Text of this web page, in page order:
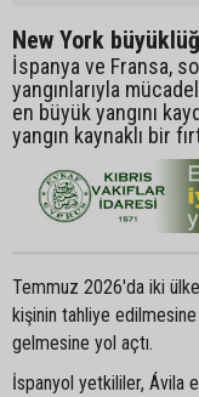
New York
İspanya ve Fransa,
yangınlarıyla
en büyük yangını
yangın kaynaklı bir
Temmuz 2026'da iki
kişinin tahliye
gelmesine yol açtı.
İspanyol yetkililer, Ávila